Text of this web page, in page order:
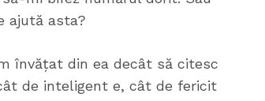
ajută asta?
învățat din ea decât să citesc
de inteligent e, cât de fericit